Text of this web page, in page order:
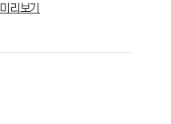
미리보기